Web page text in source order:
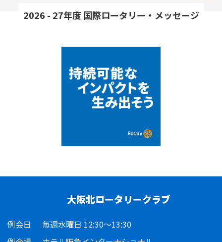
2026 - 27年度 国際ロータリー・メッセージ
大阪北ロータリークラブ
例会日
毎週水曜日 12:30～13:30